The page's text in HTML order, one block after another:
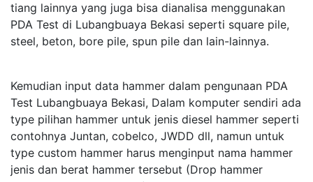
tiang lainnya yang juga bisa dianalisa menggunakan
PDA Test di Lubangbuaya Bekasi seperti square pile,
steel, beton, bore pile, spun pile dan lain-lainnya.
Kemudian input data hammer dalam pengunaan PDA
Test Lubangbuaya Bekasi, Dalam komputer sendiri ada
type pilihan hammer untuk jenis diesel hammer seperti
contohnya Juntan, cobelco, JWDD dll, namun untuk
type custom hammer harus menginput nama hammer
jenis dan berat hammer tersebut (Drop hammer